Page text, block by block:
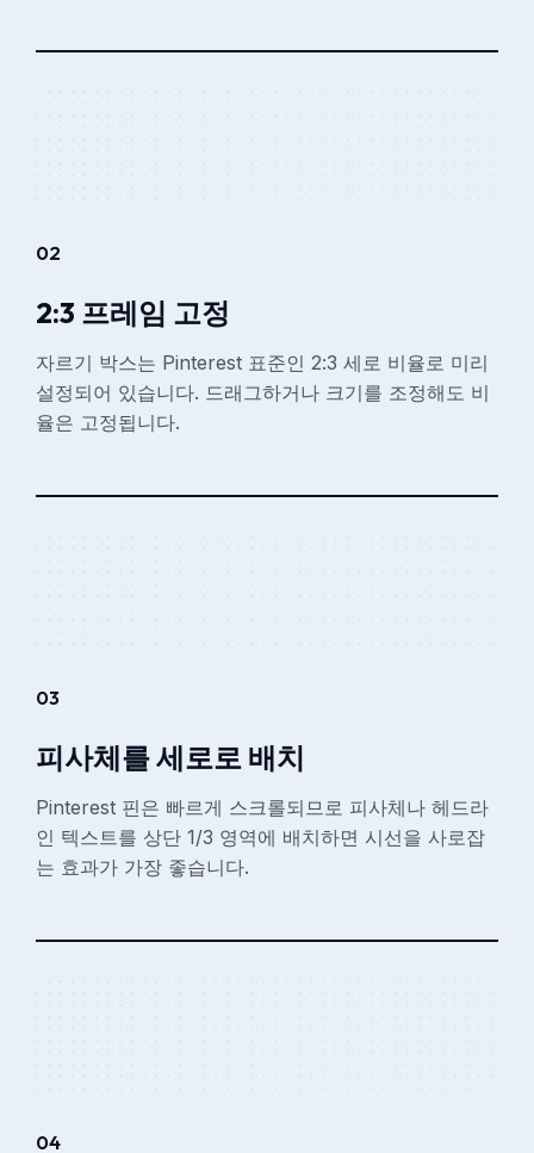
02
2:3 프레임 고정
자르기 박스는 Pinterest 표준인 2:3 세로 비율로 미리
설정되어 있습니다. 드래그하거나 크기를 조정해도 비
율은 고정됩니다.
03
피사체를 세로로 배치
Pinterest 핀은 빠르게 스크롤되므로 피사체나 헤드라
인 텍스트를 상단 1/3 영역에 배치하면 시선을 사로잡
는 효과가 가장 좋습니다.
04